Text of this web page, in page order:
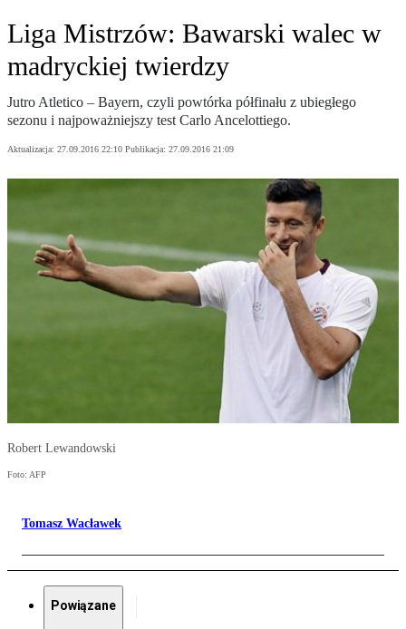
Liga Mistrzów: Bawarski walec w
madryckiej twierdzy
Jutro Atletico – Bayern, czyli powtórka półfinału z ubiegłego
sezonu i najpoważniejszy test Carlo Ancelottiego.
Aktualizacja: 27.09.2016 22:10 Publikacja: 27.09.2016 21:09
Robert Lewandowski
Foto: AFP
Tomasz Wacławek
Powiązane